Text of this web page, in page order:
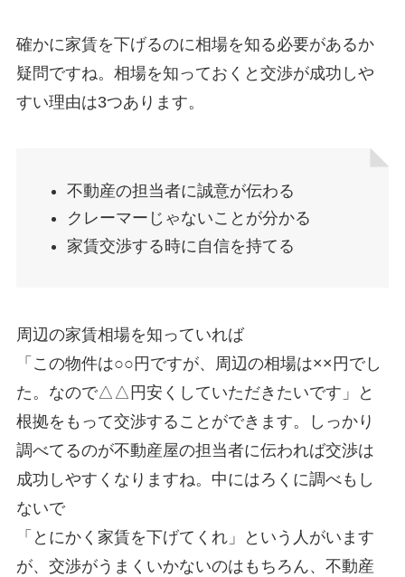
確かに家賃を下げるのに相場を知る必要があるか
疑問ですね。相場を知っておくと交渉が成功しや
すい理由は3つあります。
不動産の担当者に誠意が伝わる
クレーマーじゃないことが分かる
家賃交渉する時に自信を持てる
周辺の家賃相場を知っていれば
「この物件は○○円ですが、周辺の相場は××円でし
た。なので△△円安くしていただきたいです」と
根拠をもって交渉することができます。しっかり
調べてるのが不動産屋の担当者に伝われば交渉は
成功しやすくなりますね。中にはろくに調べもし
ないで
「とにかく家賃を下げてくれ」という人がいます
が、交渉がうまくいかないのはもちろん、不動産